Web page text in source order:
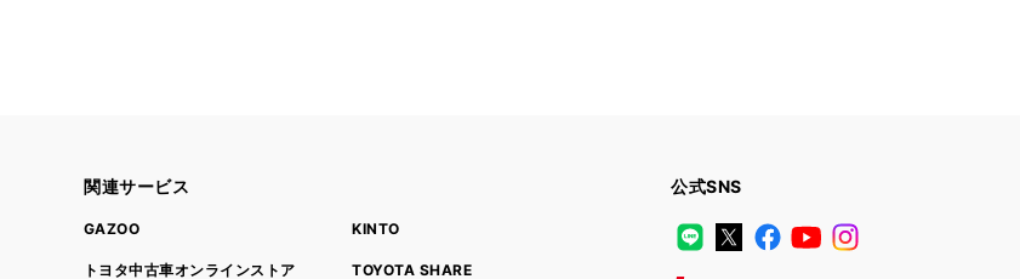
関連サービス
GAZOO
トヨタ中古車オンラインストア
KINTO
TOYOTA SHARE
公式SNS
LINE
X FacebookYouTube